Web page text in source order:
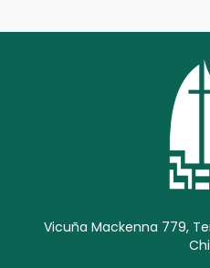
Vicuña Mackenna 779,